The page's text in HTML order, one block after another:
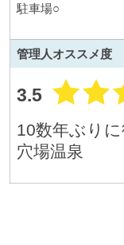
駐車場○
管理人オススメ度
3.5
10数年ぶり
穴場温泉